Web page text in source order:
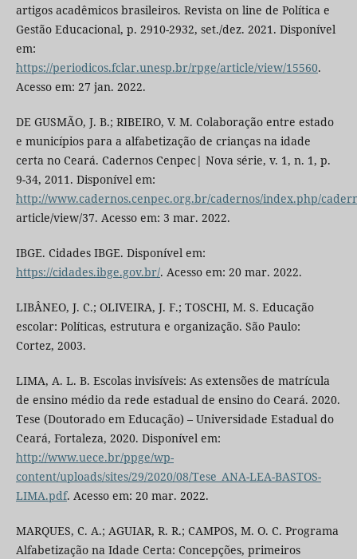
artigos acadêmicos brasileiros. Revista on line de Política e
Gestão Educacional, p. 2910-2932, set./dez. 2021. Disponível
em:
https://periodicos.fclar.unesp.br/rpge/article/view/15560.
Acesso em: 27 jan. 2022.
DE GUSMÃO, J. B.; RIBEIRO, V. M. Colaboração entre estado
e municípios para a alfabetização de crianças na idade
certa no Ceará. Cadernos Cenpec| Nova série, v. 1, n. 1, p.
9-34, 2011. Disponível em:
http://www.cadernos.cenpec.org.br/cadernos/index.php/
article/view/37. Acesso em: 3 mar. 2022.
IBGE. Cidades IBGE. Disponível em:
https://cidades.ibge.gov.br/. Acesso em: 20 mar. 2022.
LIBÂNEO, J. C.; OLIVEIRA, J. F.; TOSCHI, M. S. Educação
escolar: Políticas, estrutura e organização. São Paulo:
Cortez, 2003.
LIMA, A. L. B. Escolas invisíveis: As extensões de matrícula
de ensino médio da rede estadual de ensino do Ceará. 2020.
Tese (Doutorado em Educação) – Universidade Estadual do
Ceará, Fortaleza, 2020. Disponível em:
http://www.uece.br/ppge/wp-
content/uploads/sites/29/2020/08/Tese_ANA-LEA-BASTOS-
LIMA.pdf. Acesso em: 20 mar. 2022.
MARQUES, C. A.; AGUIAR, R. R.; CAMPOS, M. O. C. Programa
Alfabetização na Idade Certa: Concepções, primeiros